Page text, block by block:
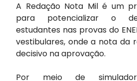
A Redação Nota Mil é um
para potencializar o
estudantes nas provas do
vestibulares, onde a nota da
decisivo na aprovação.
Por meio de